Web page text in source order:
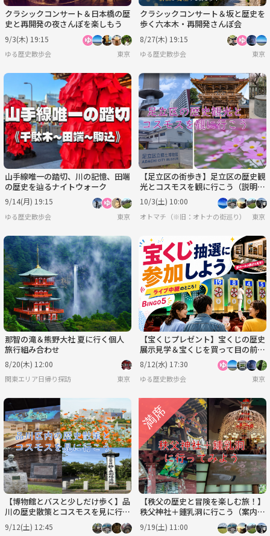
クラシックコンサート＆日本橋の歴
史と再開発の夜さんぽを楽しもう
9/3(木) 19:15
ゆる歴史散歩会 東京
クラシックコンサート＆坂と歴史を
歩く六本木・再開発さんぽ会
8/27(木) 19:15
ゆる歴史散歩会 東京
山手線唯一の踏切、川の記憶、田端
の歴史を辿るナイトウォーク
9/14(月) 19:15
ゆる歴史散歩会 東京
【足立区の街歩き】足立区の歴史観
光とコスモスを観に行こう（説明・
解説有り）
10/3(土) 10:00
オトマチ（※旧：オトナの街巡り）【年
東京
那智の滝＆熊野大社 夏に行く個人
旅行組み合わせ
8/20(木) 12:00
関東エリア日帰り探訪 東京
【宝くじプレゼント】宝くじの歴史
展示見学＆宝くじを買って目の前で
抽せんを観覧しよう！
8/12(水) 17:30
ゆる歴史散歩会 東京
【博物館とバスと少しだけ歩く】品
川の歴史散策とコスモスを見に行こ
う（説明・解説有り）
9/12(土) 12:45
【秩父の歴史と冒険を楽しむ旅！】
秩父神社＋鍾乳洞に行こう（案内＋
説明有）
9/19(土) 11:00